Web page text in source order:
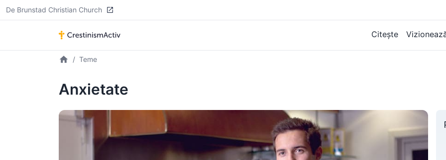
De Brunstad Christian Church
Citește
Teme
Anxietate